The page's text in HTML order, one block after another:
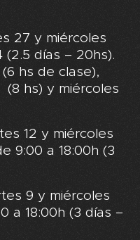
27 y miércoles
días – 20hs).
(6 hs de clase),
(8 hs) y miércoles
12 y miércoles
9:00 a 18:00h (3
9 y miércoles
a 18:00h (3 días –